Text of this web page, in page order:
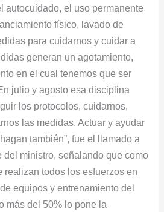
autocuidado, el uso permanente
físico, lavado de
para cuidarnos y cuidar a
generan un agotamiento,
en el cual tenemos que ser
julio y agosto esa disciplina
los protocolos, cuidarnos,
las medidas. Actuar y ayudar
también”, fue el llamado a
del ministro, señalando que como
realizan todos los esfuerzos en
equipos y entrenamiento del
más del 50% lo pone la